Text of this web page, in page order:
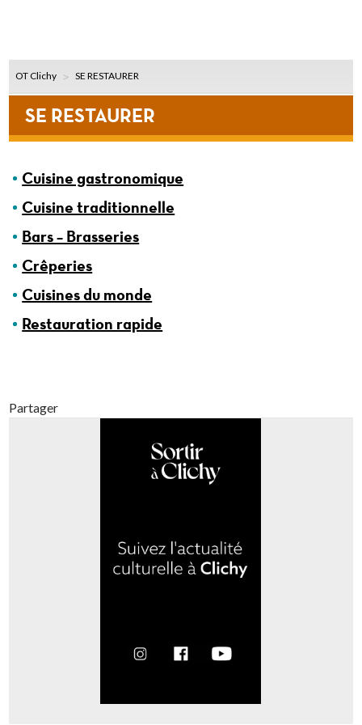
OT Clichy SE RESTAURER
SE RESTAURER
Cuisine gastronomique
Cuisine traditionnelle
Bars – Brasseries
Crêperies
Cuisines du monde
Restauration rapide
Partager